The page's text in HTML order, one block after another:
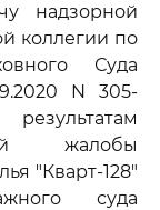
надзорной
коллегии по
Суда
N 305-
жалобы
"Кварт-128"
суда